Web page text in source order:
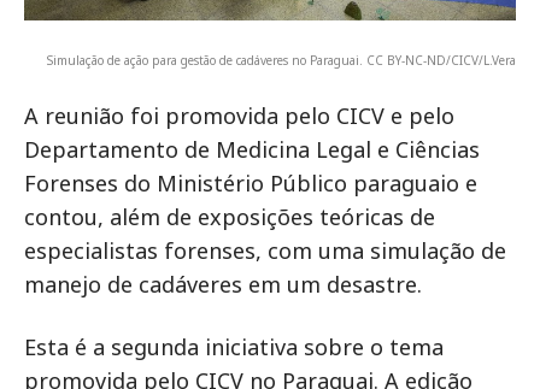
Simulação de ação para gestão de cadáveres no Paraguai. CC BY-NC-ND/CICV/L.Vera
A reunião foi promovida pelo CICV e pelo
Departamento de Medicina Legal e Ciências
Forenses do Ministério Público paraguaio e
contou, além de exposições teóricas de
especialistas forenses, com uma simulação de
manejo de cadáveres em um desastre.
Esta é a segunda iniciativa sobre o tema
promovida pelo CICV no Paraguai. A edição